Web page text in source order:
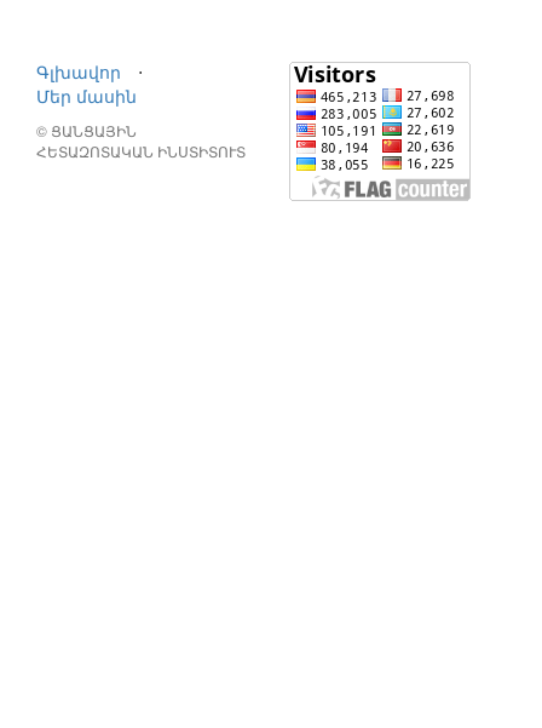
Գլխավոր
⋅
Մեր մասին
© ՑԱՆՑԱՅԻՆ
ՀԵՏԱԶՈՏԱԿԱՆ ԻՆՍՏԻՏՈՒՏ